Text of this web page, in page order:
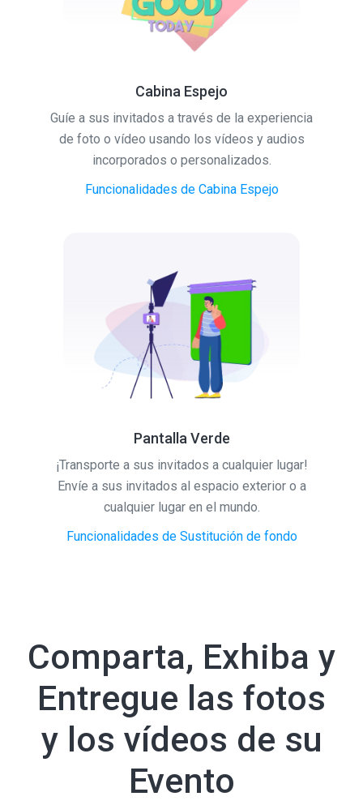
Cabina Espejo
Guíe a sus invitados a través de la experiencia
de foto o vídeo usando los vídeos y audios
incorporados o personalizados.
Funcionalidades de Cabina Espejo
Pantalla Verde
¡Transporte a sus invitados a cualquier lugar!
Envíe a sus invitados al espacio exterior o a
cualquier lugar en el mundo.
Funcionalidades de Sustitución de fondo
Comparta, Exhiba y
Entregue las fotos
y los vídeos de su
Evento